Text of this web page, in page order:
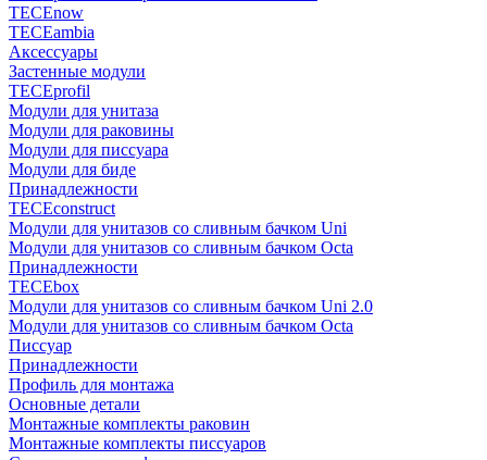
TECEnow
TECEambia
Аксессуары
Застенные модули
TECEprofil
Модули для унитаза
Модули для раковины
Модули для писсуара
Модули для биде
Принадлежности
TECEconstruct
Модули для унитазов со сливным бачком Uni
Модули для унитазов со сливным бачком Octa
Принадлежности
TECEbox
Модули для унитазов со сливным бачком Uni 2.0
Модули для унитазов со сливным бачком Octa
Писсуар
Принадлежности
Профиль для монтажа
Основные детали
Монтажные комплекты раковин
Монтажные комплекты писсуаров